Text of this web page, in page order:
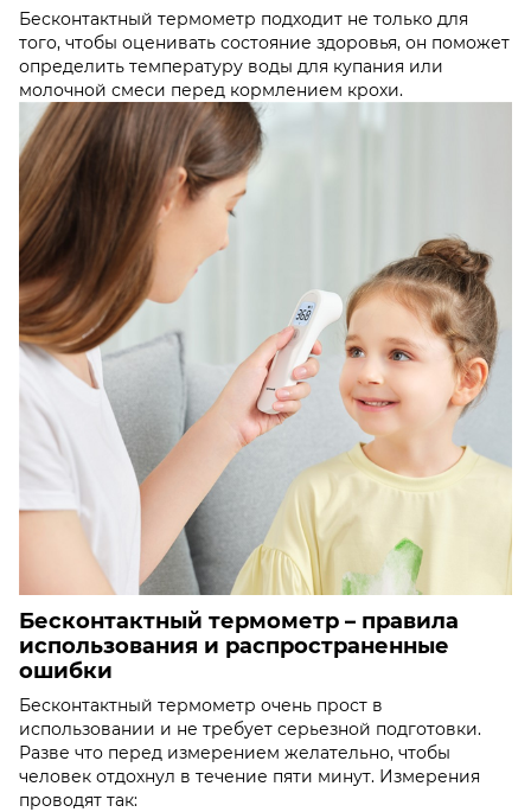
Бесконтактный термометр подходит не только для
того, чтобы оценивать состояние здоровья, он поможет
определить температуру воды для купания или
молочной смеси перед кормлением крохи.
Бесконтактный термометр – правила
использования и распространенные
ошибки
Бесконтактный термометр очень прост в
использовании и не требует серьезной подготовки.
Разве что перед измерением желательно, чтобы
человек отдохнул в течение пяти минут. Измерения
проводят так: